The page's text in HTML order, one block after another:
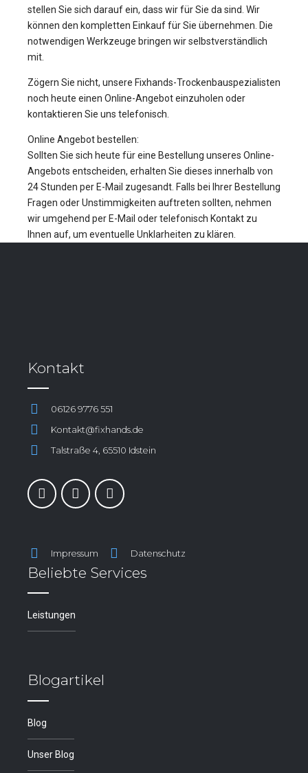
stellen Sie sich darauf ein, dass wir für Sie da sind. Wir
können den kompletten Einkauf für Sie übernehmen. Die
notwendigen Werkzeuge bringen wir selbstverständlich
mit.
Zögern Sie nicht, unsere Fixhands-Trockenbauspezialisten
noch heute einen Online-Angebot einzuholen oder
kontaktieren Sie uns telefonisch.
Online Angebot bestellen:
Sollten Sie sich heute für eine Bestellung unseres Online-
Angebots entscheiden, erhalten Sie dieses innerhalb von
24 Stunden per E-Mail zugesandt. Falls bei Ihrer Bestellung
Fragen oder Unstimmigkeiten auftreten sollten, nehmen
wir umgehend per E-Mail oder telefonisch Kontakt zu
Ihnen auf, um eventuelle Unklarheiten zu klären.
Kontakt
06126 9776 551
Kontakt@fixhands.de
Talstraße 4, 65510 Idstein
Impressum Datenschutz
Beliebte Services
Leistungen
Blogartikel
Blog
Unser Blog